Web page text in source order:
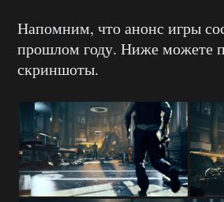
Напомним, что анонс игры
прошлом году. Ниже можете
скриншоты.